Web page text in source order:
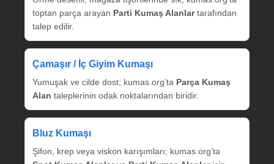
toptan parça arayan Parti Kumaş Alanlartarafından
talep edilir.
Çamaşır / İç Giyim Kumaşı
Yumuşak ve cilde dost; kumas.org’ta Parça Kumaş
Alan taleplerinin odak noktalarından biridir.
Bluz Kumaşı
Şifon, krep veya viskon karışımları; kumas.org’ta